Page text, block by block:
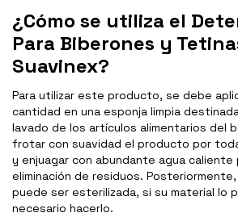
¿Cómo se utiliza el
Para Biberones y
Suavinex?
Para utilizar este producto, se debe
cantidad en una esponja limpia
lavado de los artículos alimentarios del
frotar con suavidad el producto por
y enjuagar con abundante agua caliente
eliminación de residuos.
puede ser esterilizada, si su material lo
necesario hacerlo.